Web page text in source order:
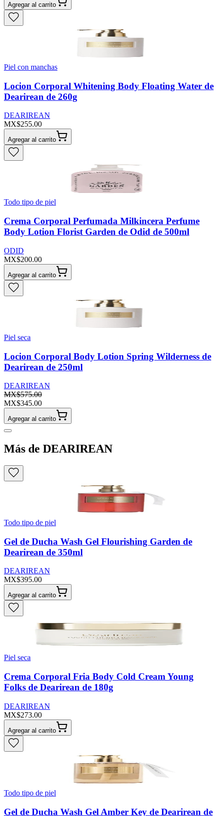
Agregar al carrito
Piel con manchas
Locion Corporal Whitening Body Floating Water de
Dearirean de 260g
DEARIREAN
MX$255.00
Agregar al carrito
Todo tipo de piel
Crema Corporal Perfumada Milkincera Perfume
Body Lotion Florist Garden de Odid de 500ml
ODID
MX$200.00
Agregar al carrito
Piel seca
Locion Corporal Body Lotion Spring Wilderness de
Dearirean de 250ml
DEARIREAN
MX$575.00
MX$345.00
Agregar al carrito
Más de DEARIREAN
Todo tipo de piel
Gel de Ducha Wash Gel Flourishing Garden de
Dearirean de 350ml
DEARIREAN
MX$395.00
Agregar al carrito
Piel seca
Crema Corporal Fria Body Cold Cream Young
Folks de Dearirean de 180g
DEARIREAN
MX$273.00
Agregar al carrito
Todo tipo de piel
Gel de Ducha Wash Gel Amber Key de Dearirean de